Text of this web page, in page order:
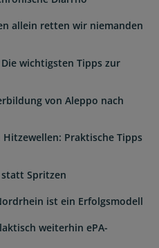
allein retten wir niemanden
wichtigsten Tipps zur
von Aleppo nach
Praktische Tipps
Spritzen
ist ein Erfolgsmodell
weiterhin ePA-